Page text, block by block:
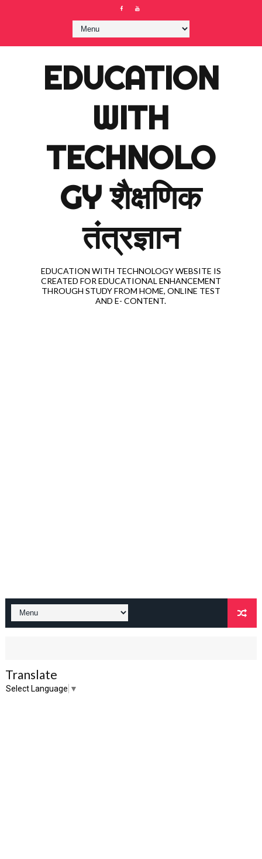
EDUCATION
WITH
TECHNOLO
GY शैक्षणिक
तंत्रज्ञान
EDUCATION WITH TECHNOLOGY WEBSITE IS
CREATED FOR EDUCATIONAL ENHANCEMENT
THROUGH STUDY FROM HOME, ONLINE TEST
AND E- CONTENT.
Translate
Select Language ▼